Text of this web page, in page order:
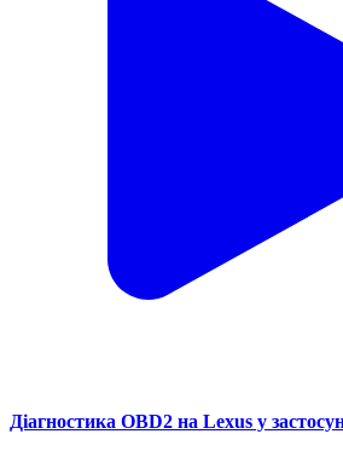
Діагностика OBD2 на Lexus у